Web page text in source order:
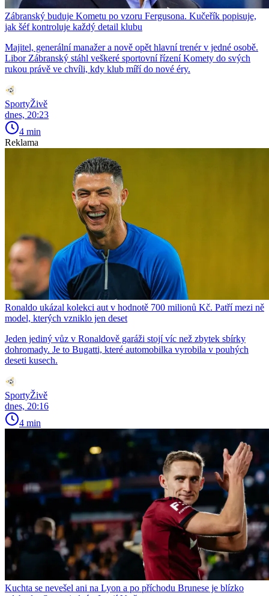
Zábranský buduje Kometu po vzoru Fergusona. Kučeřík popisuje,
jak šéf kontroluje každý detail klubu
Majitel, generální manažer a nově opět hlavní trenér v jedné osobě.
Libor Zábranský stáhl veškeré sportovní řízení Komety do svých
rukou právě ve chvíli, kdy klub míří do nové éry.
SportyŽivě
dnes, 20:23
4 min
Reklama
Ronaldo ukázal kolekci aut v hodnotě 700 milionů Kč. Patří mezi ně
model, kterých vzniklo jen deset
Jeden jediný vůz v Ronaldově garáži stojí víc než zbytek sbírky
dohromady. Je to Bugatti, které automobilka vyrobila v pouhých
deseti kusech.
SportyŽivě
dnes, 20:16
4 min
Kuchta se nevešel ani na Lyon a po příchodu Brunese je blízko